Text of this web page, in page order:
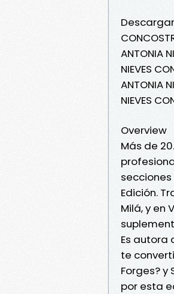
Descargar
ANTONIA
NIEVES
ANTONIA
NIEVES
Overview
Más de
secciones
Edición.
Milá, y en
Es autora
te
Forges?
por esta